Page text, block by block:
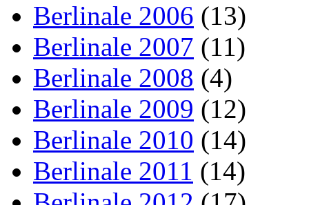
Berlinale 2006 (13)
Berlinale 2007 (11)
Berlinale 2008 (4)
Berlinale 2009 (12)
Berlinale 2010 (14)
Berlinale 2011 (14)